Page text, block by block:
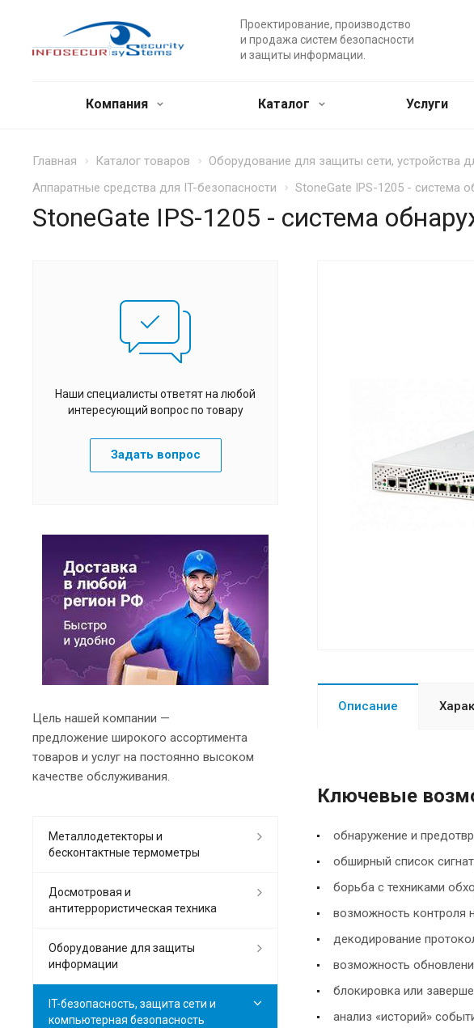
Проектирование, производство
и продажа систем безопасности
и защиты информации.
Компания Каталог Услуги
Главная Каталог товаров Оборудование для защиты сети, устройства
Аппаратные средства для IT-безопасности
StoneGate IPS-1205 - система
StoneGate IPS-1205 - система
Описание
Ключевые
обнаружение и
обширный список
борьба с техниками
возможность контроля
декодирование
возможность
блокировка или
анализ «историй»
Наши специалисты ответят на любой
интересующий вопрос по товару
Задать вопрос
Цель нашей компании —
предложение широкого ассортимента
товаров и услуг на постоянно высоком
качестве обслуживания.
Металлодетекторы и
бесконтактные термометры
Досмотровая и
антитеррористическая техника
Оборудование для защиты
информации
IT-безопасность, защита сети и
компьютерная безопасность